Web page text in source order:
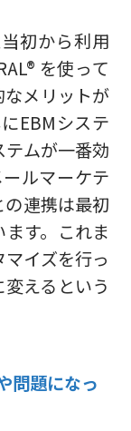
初から利用
を使って
メリットが
EBMシステ
ムが一番効
ルマーケテ
の連携は最初
す。これま
イズを行っ
えるという
問題になっ